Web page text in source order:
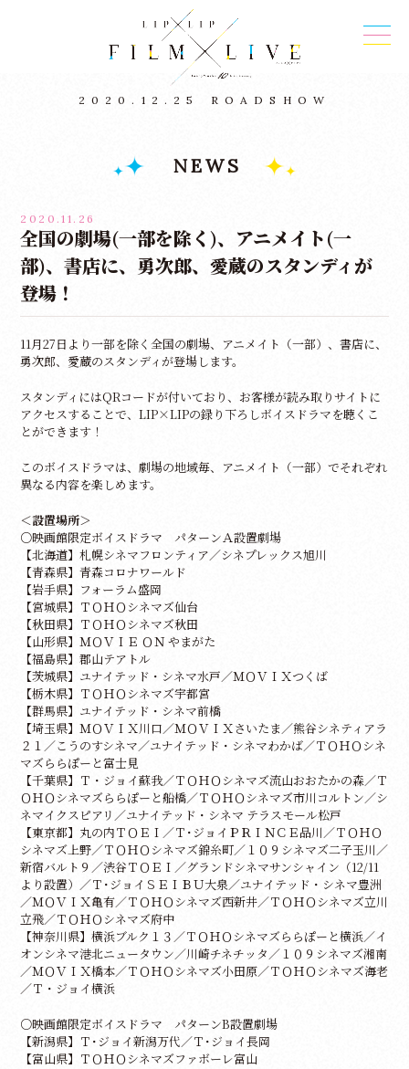
2020.12.25 ROADSHOW
NEWS
2020.11.26
全国の劇場(一部を除く)、アニメイト(一
部)、書店に、勇次郎、愛蔵のスタンディが
登場！
11月27日より一部を除く全国の劇場、アニメイト（一部）、書店に、
勇次郎、愛蔵のスタンディが登場します。
スタンディにはQRコードが付いており、お客様が読み取りサイトに
アクセスすることで、LIP×LIPの録り下ろしボイスドラマを聴くこ
とができます！
このボイスドラマは、劇場の地域毎、アニメイト（一部）でそれぞれ
異なる内容を楽しめます。
＜設置場所＞
○映画館限定ボイスドラマ パターンＡ設置劇場
【北海道】札幌シネマフロンティア／シネプレックス旭川
【青森県】青森コロナワールド
【岩手県】フォーラム盛岡
【宮城県】ＴＯＨＯシネマズ仙台
【秋田県】ＴＯＨＯシネマズ秋田
【山形県】ＭＯＶＩＥ ＯＮ やまがた
【福島県】郡山テアトル
【茨城県】ユナイテッド・シネマ水戸／ＭＯＶＩＸつくば
【栃木県】ＴＯＨＯシネマズ宇都宮
【群馬県】ユナイテッド・シネマ前橋
【埼玉県】ＭＯＶＩＸ川口／ＭＯＶＩＸさいたま／熊谷シネティアラ
２１／こうのすシネマ／ユナイテッド・シネマわかば／ＴＯＨＯシネ
マズららぽーと富士見
【千葉県】Ｔ・ジョイ蘇我／ＴＯＨＯシネマズ流山おおたかの森／Ｔ
ＯＨＯシネマズららぽーと船橋／ＴＯＨＯシネマズ市川コルトン／シ
ネマイクスピアリ／ユナイテッド・シネマ テラスモール松戸
【東京都】丸の内ＴＯＥＩ／Ｔ･ジョイＰＲＩＮＣＥ品川／ＴＯＨＯ
シネマズ上野／ＴＯＨＯシネマズ錦糸町／１０９シネマズ二子玉川／
新宿バルト９／渋谷ＴＯＥＩ／グランドシネマサンシャイン（12/11
より設置）／Ｔ･ジョイＳＥＩＢＵ大泉／ユナイテッド・シネマ豊洲
／ＭＯＶＩＸ亀有／ＴＯＨＯシネマズ西新井／ＴＯＨＯシネマズ立川
立飛／ＴＯＨＯシネマズ府中
【神奈川県】横浜ブルク１３／ＴＯＨＯシネマズららぽーと横浜／イ
オンシネマ港北ニュータウン／川崎チネチッタ／１０９シネマズ湘南
／ＭＯＶＩＸ橋本／ＴＯＨＯシネマズ小田原／ＴＯＨＯシネマズ海老
／Ｔ・ジョイ横浜
○映画館限定ボイスドラマ パターンB設置劇場
【新潟県】Ｔ･ジョイ新潟万代／Ｔ･ジョイ長岡
【富山県】ＴＯＨＯシネマズファボーレ富山